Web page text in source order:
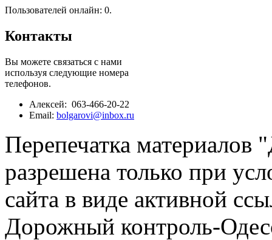
Пользователей онлайн: 0.
Контакты
Вы можете связаться с нами
используя следующие номера
телефонов.
Алексей: 063-466-20-22
Email: bolgarovi@inbox.ru
Перепечатка материалов
разрешена только при
сайта в виде активной
Дорожный контроль-